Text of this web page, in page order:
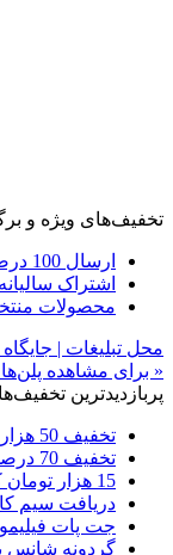
تخفیف‌های ویژه و
ارسال 100 درصد رایگان باسلام از محصولات منتخب
اشتراک سالیانه
محصولات منتخب با 50 درصد
محل تبلیغات | جایگاه C - 1
« برای مشاهده
پربازدیدترین
تخفیف 50 هزار تومانی خرید محصولات پروتئینی اسنپ فود
تخفیف 70 درصدی اشتراک دیجی پلاس از دیجی کالا
15 هزار تومان کد تخفیف خرید نان از اسنپ فود
دریافت سیم
جت پات
گردونه شانس